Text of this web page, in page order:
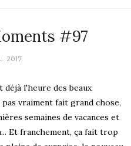
#97
2017
déjà l'heure des beaux
vraiment fait grand chose,
semaines de vacances et
Et franchement, ça fait trop